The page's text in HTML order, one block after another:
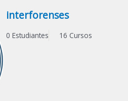
interforenses
0 Estudiantes 16 Cursos